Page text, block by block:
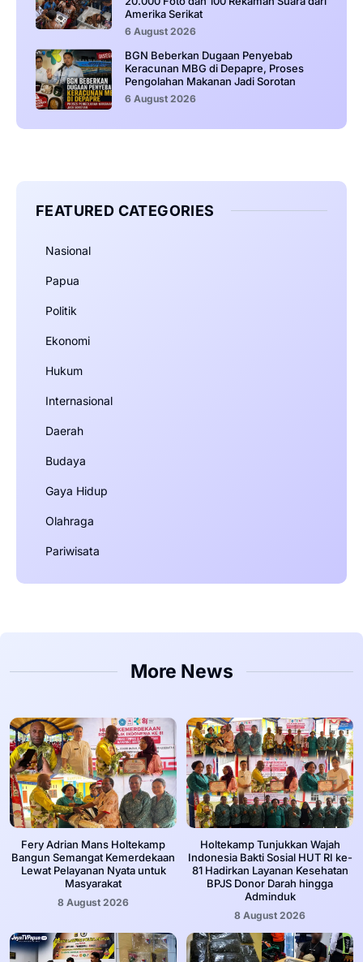
Amerika Serikat
6 August 2026
BGN Beberkan Dugaan Penyebab
Keracunan MBG di Depapre, Proses
Pengolahan Makanan Jadi Sorotan
6 August 2026
FEATURED CATEGORIES
Nasional
Papua
Politik
Ekonomi
Hukum
Internasional
Daerah
Budaya
Gaya Hidup
Olahraga
Pariwisata
More News
Fery Adrian Mans Holtekamp
Bangun Semangat Kemerdekaan
Lewat Pelayanan Nyata untuk
Masyarakat
8 August 2026
Holtekamp Tunjukkan Wajah
Indonesia Bakti Sosial HUT RI ke-
81 Hadirkan Layanan Kesehatan
BPJS Donor Darah hingga
Adminduk
8 August 2026